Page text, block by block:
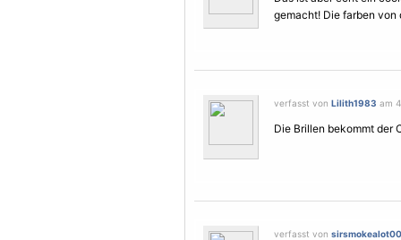
gemacht! Die farben
verfasst von Lilith1983 am
Die Brillen bekommt der
verfasst von sirsmokealot00